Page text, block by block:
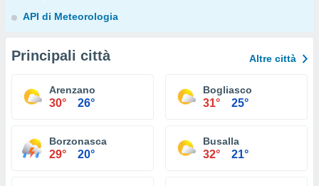
API di Meteorologia
Principali città Altre città
Arenzano
30° 26°
Bogliasco
31° 25°
Borzonasca
29° 20°
Busalla
32° 21°